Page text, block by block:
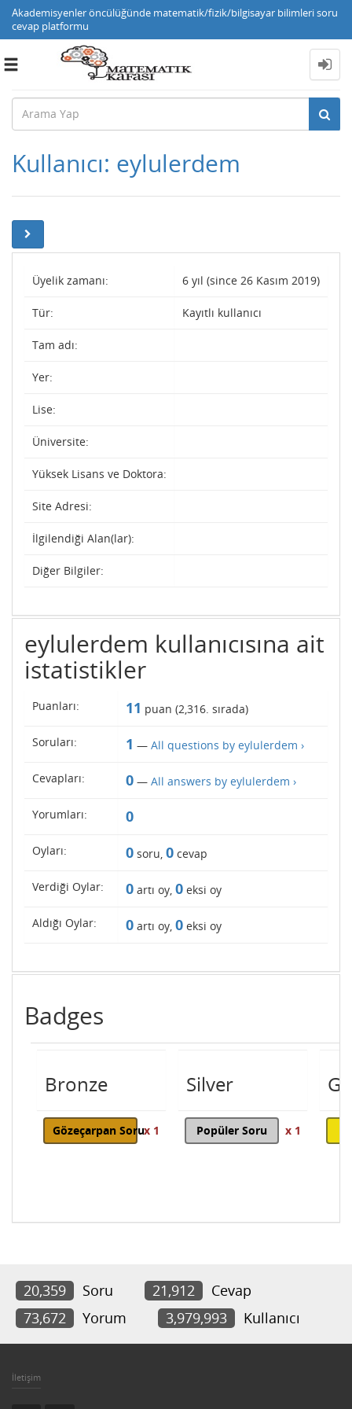
Akademisyenler öncülüğünde matematik/fizik/bilgisayar bilimleri soru
cevap platformu
Toggle
Kullanıcı: eylulerdem
Üyelik zamanı: 6 yıl (since 26 Kasım 2019)
Tür: Kayıtlı kullanıcı
Tam adı:
Yer:
Lise:
Üniversite:
Yüksek Lisans ve Doktora:
Site Adresi:
İlgilendiği Alan(lar):
Diğer Bilgiler:
eylulerdem kullanıcısına ait
istatistikler
Puanları: 11 puan (2,316. sırada)
Soruları: 1 — All questions by eylulerdem ›
Cevapları: 0 — All answers by eylulerdem ›
Yorumları: 0
Oyları: 0 soru, 0 cevap
Verdiği Oylar: 0 artı oy, 0 eksi oy
Aldığı Oylar: 0 artı oy, 0 eksi oy
Badges
Bronze
Gözeçarpan Sorux 1
Silver
Popüler Soru x 1
20,359 Soru 21,912
Cevap
73,672
Yorum 3,979,993 Kullanıcı
İletişim